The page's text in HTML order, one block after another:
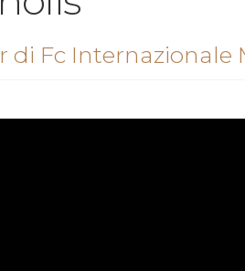
di Fc Internazionale